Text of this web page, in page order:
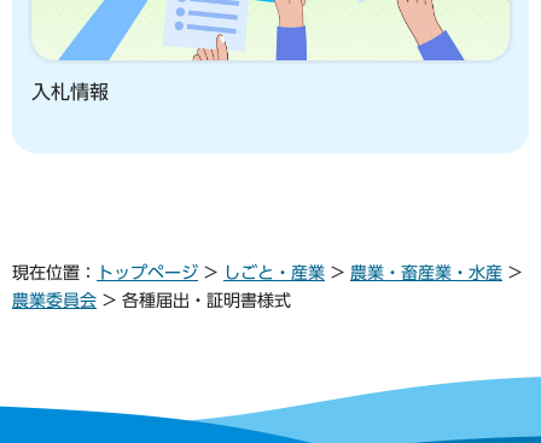
入札情報
現在位置： トップページ > しごと・産業 > 農業・畜産業・水産 >
農業委員会 > 各種届出・証明書様式